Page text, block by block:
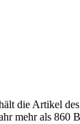
die Artikel
mehr als